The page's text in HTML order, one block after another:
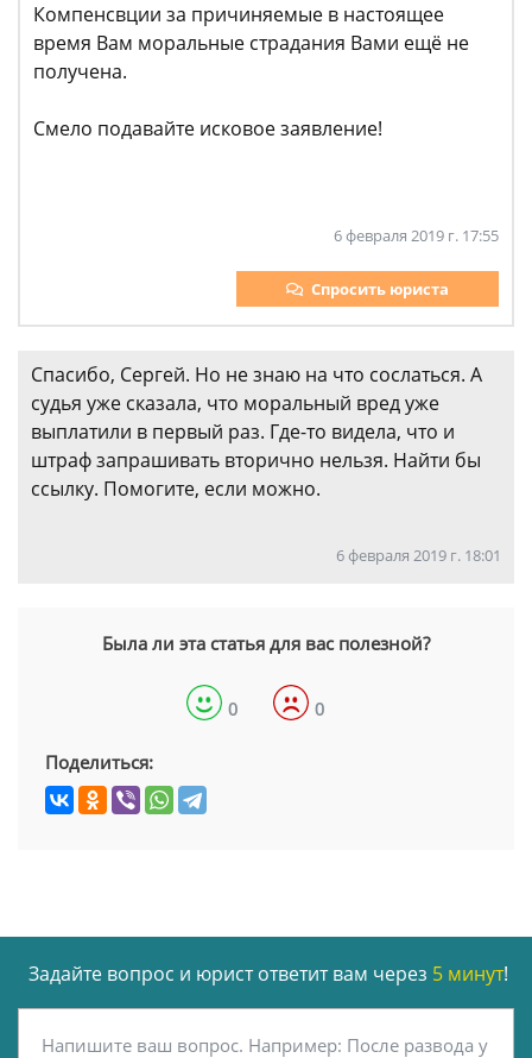
Компенсвции за причиняемые в настоящее
время Вам моральные страдания Вами ещё не
получена.
Смело подавайте исковое заявление!
6 февраля 2019 г. 17:55
Спросить юриста
Спасибо, Сергей. Но не знаю на что сослаться. А
судья уже сказала, что моральный вред уже
выплатили в первый раз. Где-то видела, что и
штраф запрашивать вторично нельзя. Найти бы
ссылку. Помогите, если можно.
6 февраля 2019 г. 18:01
Была ли эта статья для вас полезной?
0 0
Поделиться:
Задайте вопрос и юрист ответит вам через 5 минут!